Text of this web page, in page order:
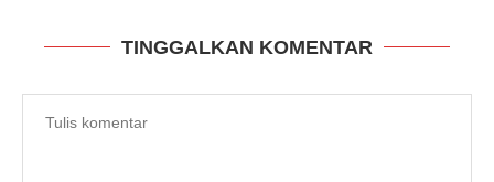
TINGGALKAN KOMENTAR